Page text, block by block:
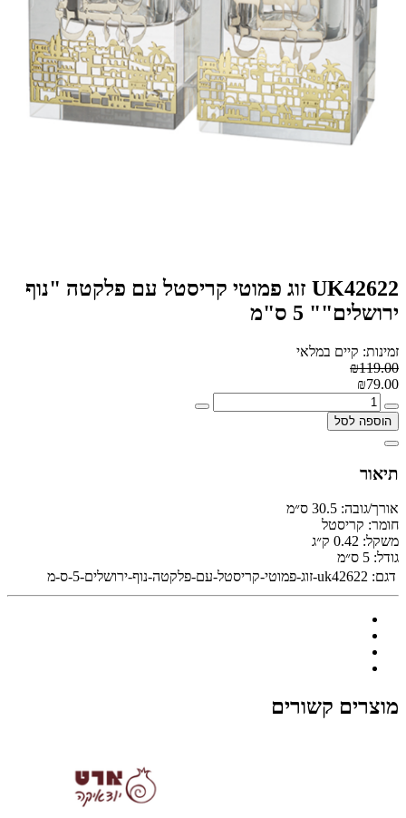
UK42622 זוג פמוטי קריסטל עם פלקטה "נוף
ירושלים"" 5 ס"מ
זמינות: קיים במלאי
₪119.00
₪79.00
הוספה לסל
תיאור
אורך/גובה: 30.5 ס״מ
חומר: קריסטל
משקל: 0.42 ק״ג
גודל: 5 ס״מ
דגם: uk42622-זוג-פמוטי-קריסטל-עם-פלקטה-נוף-ירושלים-5-ס-מ
מוצרים קשורים